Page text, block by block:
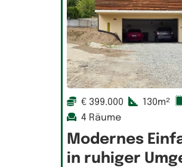
€ 399.000 130m²
4 Räume
Modernes
in ruhiger